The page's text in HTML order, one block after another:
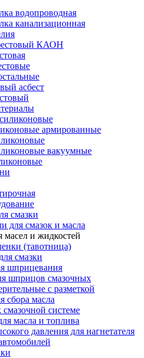
водопроводная
канализационная
КАОН
асбеcт
армированные
вакуумные
смазки
для смазок и масла
масел и жидкостей
(тавотница)
смазки
шприцевания
шприцов смазочных
с разметкой
сбора масла
смазочной системе
масла и топлива
давления для нагнетателя